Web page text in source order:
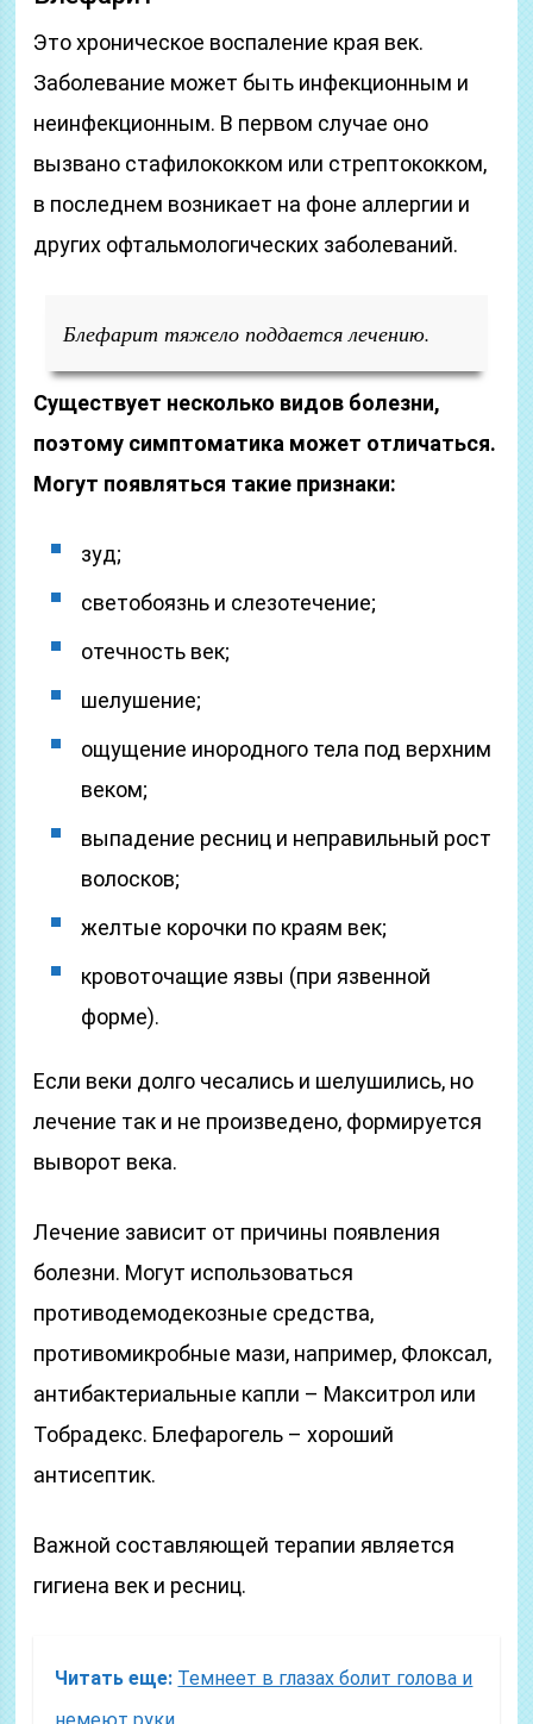
Это хроническое воспаление края век.
Заболевание может быть инфекционным и
неинфекционным. В первом случае оно
вызвано стафилококком или стрептококком,
в последнем возникает на фоне аллергии и
других офтальмологических заболеваний.
Блефарит тяжело поддается лечению.
Существует несколько видов болезни,
поэтому симптоматика может отличаться.
Могут появляться такие признаки:
зуд;
светобоязнь и слезотечение;
отечность век;
шелушение;
ощущение инородного тела под верхним
веком;
выпадение ресниц и неправильный рост
волосков;
желтые корочки по краям век;
кровоточащие язвы (при язвенной
форме).
Если веки долго чесались и шелушились, но
лечение так и не произведено, формируется
выворот века.
Лечение зависит от причины появления
болезни. Могут использоваться
противодемодекозные средства,
противомикробные мази, например, Флоксал,
антибактериальные капли – Макситрол или
Тобрадекс. Блефарогель – хороший
антисептик.
Важной составляющей терапии является
гигиена век и ресниц.
Читать еще: Темнеет в глазах болит голова и